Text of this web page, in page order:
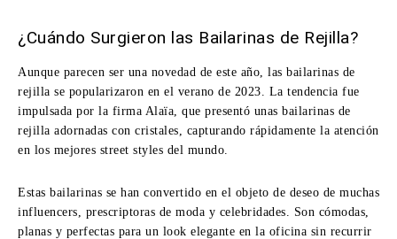
¿Cuándo Surgieron las Bailarinas de Rejilla?
Aunque parecen ser una novedad de este año, las bailarinas de
rejilla se popularizaron en el verano de 2023. La tendencia fue
impulsada por la firma Alaïa, que presentó unas bailarinas de
rejilla adornadas con cristales, capturando rápidamente la atención
en los mejores street styles del mundo.
Estas bailarinas se han convertido en el objeto de deseo de muchas
influencers, prescriptoras de moda y celebridades. Son cómodas,
planas y perfectas para un look elegante en la oficina sin recurrir